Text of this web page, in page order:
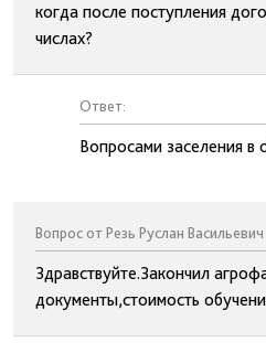
когда после поступления
числах?
Ответ:
Вопросами заселения в
Вопрос от Резь Руслан Васильевич
Здравствуйте.Закончил
документы,стоимость